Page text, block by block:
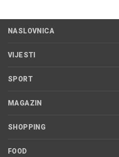
NASLOVNICA
VIJESTI
SPORT
MAGAZIN
SHOPPING
FOOD